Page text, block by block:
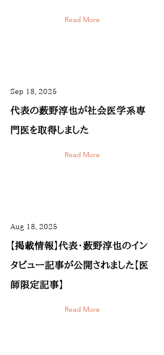
Read More
Sep 18, 2025
代表の薮野淳也が社会医学系専
門医を取得しました
Read More
Aug 18, 2025
【掲載情報】代表・薮野淳也のイン
タビュー記事が公開されました【医
師限定記事】
Read More